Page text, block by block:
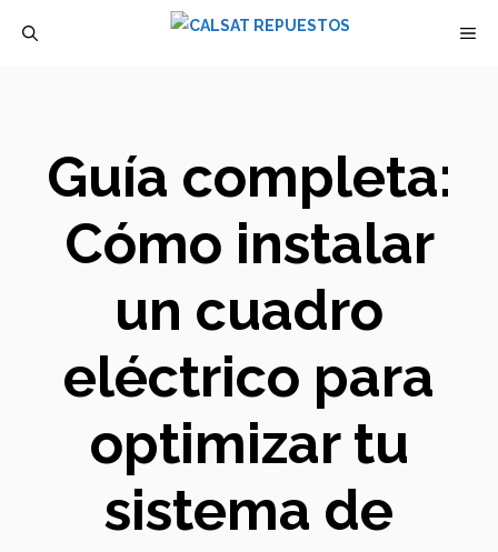
Guía completa:
Cómo instalar
un cuadro
eléctrico para
optimizar tu
sistema de